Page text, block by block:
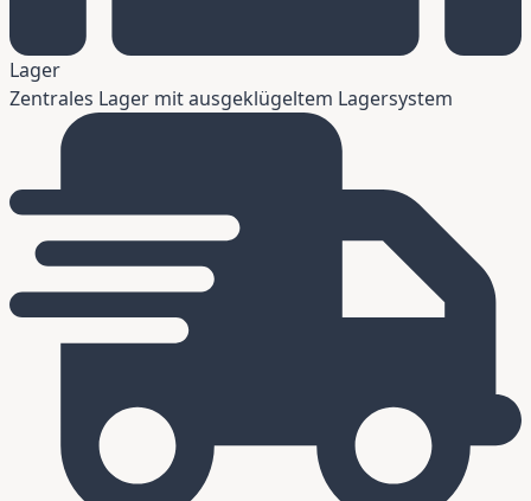
Lager
Zentrales Lager mit ausgeklügeltem Lagersystem